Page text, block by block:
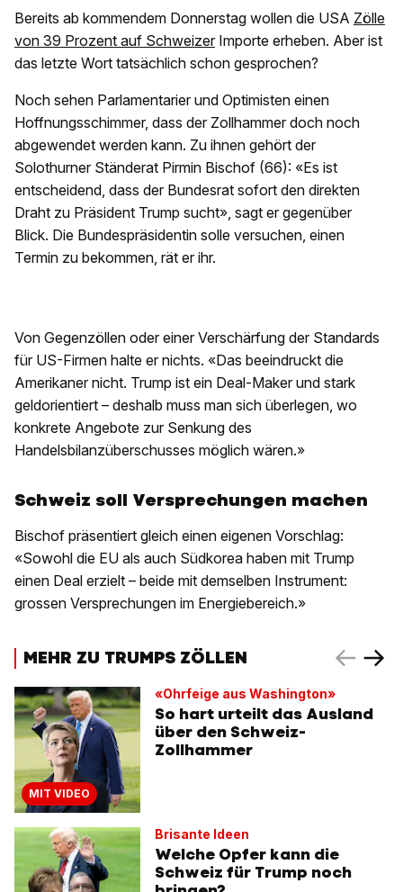
Bereits ab kommendem Donnerstag wollen die USA Zölle
von 39 Prozent auf Schweizer Importe erheben. Aber ist
das letzte Wort tatsächlich schon gesprochen?
Noch sehen Parlamentarier und Optimisten einen
Hoffnungsschimmer, dass der Zollhammer doch noch
abgewendet werden kann. Zu ihnen gehört der
Solothurner Ständerat Pirmin Bischof (66): «Es ist
entscheidend, dass der Bundesrat sofort den direkten
Draht zu Präsident Trump sucht», sagt er gegenüber
Blick. Die Bundespräsidentin solle versuchen, einen
Termin zu bekommen, rät er ihr.
Von Gegenzöllen oder einer Verschärfung der Standards
für US-Firmen halte er nichts. «Das beeindruckt die
Amerikaner nicht. Trump ist ein Deal-Maker und stark
geldorientiert – deshalb muss man sich überlegen, wo
konkrete Angebote zur Senkung des
Handelsbilanzüberschusses möglich wären.»
Schweiz soll Versprechungen machen
Bischof präsentiert gleich einen eigenen Vorschlag:
«Sowohl die EU als auch Südkorea haben mit Trump
einen Deal erzielt – beide mit demselben Instrument:
grossen Versprechungen im Energiebereich.»
MEHR ZU TRUMPS ZÖLLEN
MIT VIDEO
«Ohrfeige aus Washington»
So hart urteilt das Ausland
über den Schweiz-
Zollhammer
Brisante Ideen
Welche Opfer kann die
Schweiz für Trump noch